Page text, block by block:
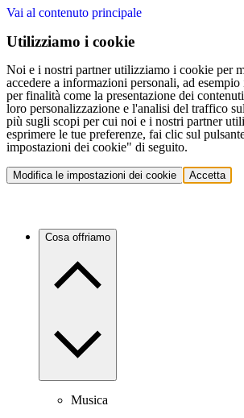
Vai al contenuto principale
Utilizziamo i cookie
Noi e i nostri partner utilizziamo i cookie per
accedere a informazioni personali, ad
per finalità come la presentazione dei
loro personalizzazione e l'analisi del traffico
più sugli scopi per cui noi e i nostri partner
esprimere le tue preferenze, fai clic sul
impostazioni dei cookie" di seguito.
Modifica le impostazioni dei cookie Accetta
Cosa offriamo
Musica